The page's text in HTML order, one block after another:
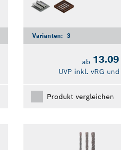
Varianten: 3
ab
UVP inkl. vRG
Produkt vergleichen